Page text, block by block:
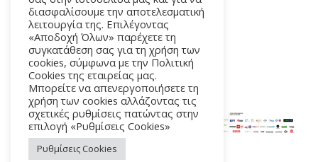
διασφαλίσουμε την αποτελεσματική
λειτουργία της. Επιλέγοντας
«Αποδοχή Όλων» παρέχετε τη
συγκατάθεση σας για τη χρήση των
cookies, σύμφωνα με την Πολιτική
Cookies της εταιρείας μας.
Μπορείτε να απενεργοποιήσετε τη
χρήση των cookies αλλάζοντας τις
σχετικές ρυθμίσεις πατώντας στην
επιλογή «Ρυθμίσεις Cookies»
Ρυθμίσεις Cookies